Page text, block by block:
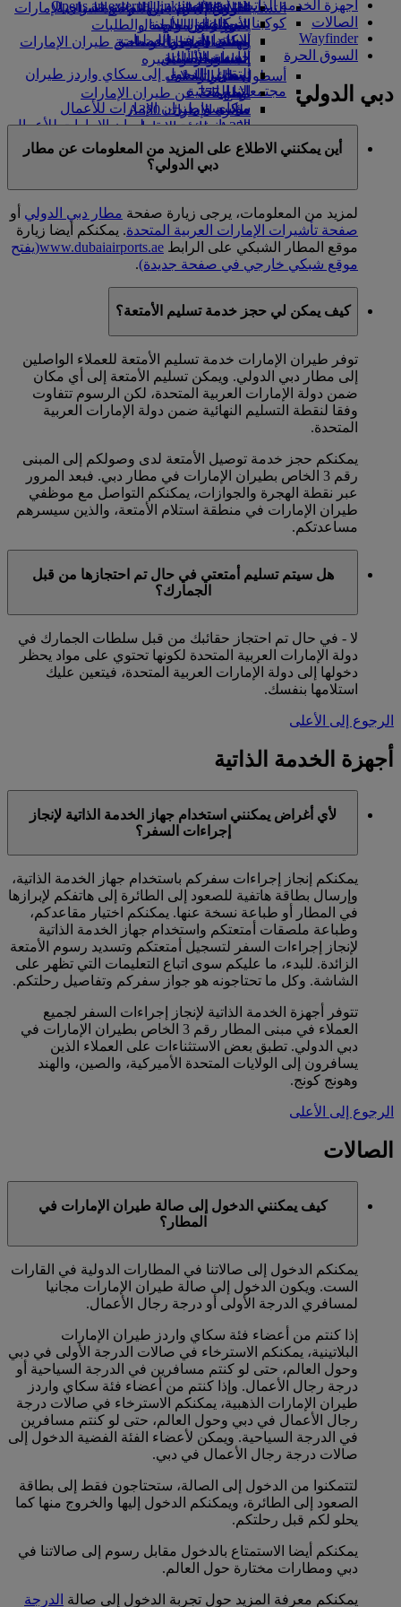
تناول الطعام في الدرجة السياحية
الممتازة
وجبات الدرجة السياحية
المشروبات
أسطول طائراتنا
بوينج 777
طائرة الإمارات A380
A350 طائرة الإمارات
الإمارات للطيران الخاص
توزيع المقاعد
السوق الحرة
متجرنا الرسمي
التسلية للأطفال
الترفيه عن الأطفال
ألعاب الأطفال
أنشطة للأطفال
in a new tab
كوكبنا
الاستدامة في العمليات
السياسة البيئية
التقارير البيئية
مجتمعاتنا المحلية
مؤسسة طيران الإمارات للأعمال
الإنسانيةمؤسسة طيران الإمارات للأعمال
الإنسانية Opens an external link in a new
tab
الرعاية
Opens an external link in a new tab
شركاؤنا
سكاي واردز رايل
حاسبة الأميال
تسجيل الدخول إلى سكاي واردز طيران
الإمارات
سكاي واردز+
السفر لأصحاب الهمم مع طيران الإمارات
المساعدة الخاصة والطلبات
تجربتكم على متن الطائرة
الأدوات والموارد
الهاتف المتحرك وتطبيق طيران الإمارات
إلغاء حجز أو تغييره
تعطل الرحلات
معلومات عن طيران الإمارات
أجهزة الخدمة الذاتية
الصالات
Wayfinder
السوق الحرة
دبي الدولي
أين يمكنني الاطلاع على المزيد من المعلومات عن مطار
دبي الدولي؟
لمزيد من المعلومات، يرجى زيارة صفحة مطار دبي الدولي أو
صفحة تأشيرات الإمارات العربية المتحدة. يمكنكم أيضا زيارة
موقع المطار الشبكي على الرابط www.dubaiairports.ae(يفتح
موقع شبكي خارجي في صفحة جديدة).
كيف يمكن لي حجز خدمة تسليم الأمتعة؟
توفر طيران الإمارات خدمة تسليم الأمتعة للعملاء الواصلين
إلى مطار دبي الدولي. ويمكن تسليم الأمتعة إلى أي مكان
ضمن دولة الإمارات العربية المتحدة، لكن الرسوم تتفاوت
وفقا لنقطة التسليم النهائية ضمن دولة الإمارات العربية
المتحدة.
يمكنكم حجز خدمة توصيل الأمتعة لدى وصولكم إلى المبنى
رقم 3 الخاص بطيران الإمارات في مطار دبي. فبعد المرور
عبر نقطة الهجرة والجوازات، يمكنكم التواصل مع موظفي
طيران الإمارات في منطقة استلام الأمتعة، والذين سيسرهم
مساعدتكم.
هل سيتم تسليم أمتعتي في حال تم احتجازها من قبل
الجمارك؟
لا - في حال تم احتجاز حقائبك من قبل سلطات الجمارك في
دولة الإمارات العربية المتحدة لكونها تحتوي على مواد يحظر
دخولها إلى دولة الإمارات العربية المتحدة، فيتعين عليك
استلامها بنفسك.
الرجوع إلى الأعلى
أجهزة الخدمة الذاتية
لأي أغراض يمكنني استخدام جهاز الخدمة الذاتية لإنجاز
إجراءات السفر؟
يمكنكم إنجاز إجراءات سفركم باستخدام جهاز الخدمة الذاتية،
وإرسال بطاقة هاتفية للصعود إلى الطائرة إلى هاتفكم لإبرازها
في المطار أو طباعة نسخة عنها. يمكنكم اختيار مقاعدكم،
وطباعة ملصقات أمتعتكم واستخدام جهاز الخدمة الذاتية
لإنجاز إجراءات السفر لتسجيل أمتعتكم وتسديد رسوم الأمتعة
الزائدة. للبدء، ما عليكم سوى اتباع التعليمات التي تظهر على
الشاشة. وكل ما تحتاجونه هو جواز سفركم وتفاصيل رحلتكم.
تتوفر أجهزة الخدمة الذاتية لإنجاز إجراءات السفر لجميع
العملاء في مبنى المطار رقم 3 الخاص بطيران الإمارات في
دبي الدولي. تطبق بعض الاستثناءات على العملاء الذين
يسافرون إلى الولايات المتحدة الأميركية، والصين، والهند
وهونج كونج.
الرجوع إلى الأعلى
الصالات
كيف يمكنني الدخول إلى صالة طيران الإمارات في
المطار؟
يمكنكم الدخول إلى صالاتنا في المطارات الدولية في القارات
الست. ويكون الدخول إلى صالة طيران الإمارات مجانيا
لمسافري الدرجة الأولى أو درجة رجال الأعمال.
إذا كنتم من أعضاء فئة سكاي واردز طيران الإمارات
البلاتينية، يمكنكم الاسترخاء في صالات الدرجة الأولى في دبي
وحول العالم، حتى لو كنتم مسافرين في الدرجة السياحية أو
درجة رجال الأعمال. وإذا كنتم من أعضاء فئة سكاي واردز
طيران الإمارات الذهبية، يمكنكم الاسترخاء في صالات درجة
رجال الأعمال في دبي وحول العالم، حتى لو كنتم مسافرين
في الدرجة السياحية. ويمكن لأعضاء الفئة الفضية الدخول إلى
صالات درجة رجال الأعمال في دبي.
لتتمكنوا من الدخول إلى الصالة، ستحتاجون فقط إلى بطاقة
الصعود إلى الطائرة، ويمكنكم الدخول إليها والخروج منها كما
يحلو لكم قبل رحلتكم.
يمكنكم أيضا الاستمتاع بالدخول مقابل رسوم إلى صالاتنا في
دبي ومطارات مختارة حول العالم.
يمكنكم معرفة المزيد حول تجربة الدخول إلى صالة الدرجة